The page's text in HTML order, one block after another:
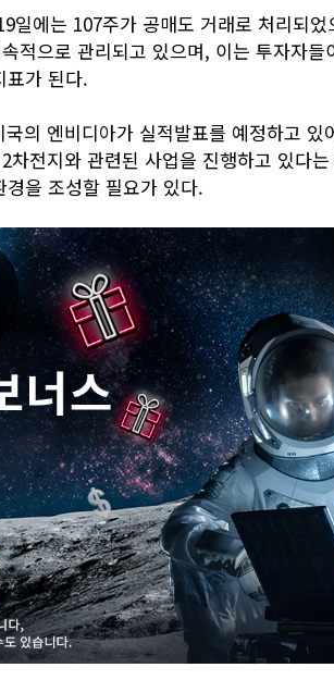
일에는 107주가 공매도 거래로 처리되
적으로 관리되고 있으며, 이는 투자자
표가 된다.
의 엔비디아가 실적발표를 예정하고
차전지와 관련된 사업을 진행하고 있다
을 조성할 필요가 있다.